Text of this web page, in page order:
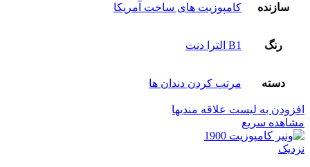
سازنده کامپوزیت های ساخت آمریکا
رنگ B1 الترا دنت
دسته مرتب کردن دندان ها
افزودن به لیست علاقه مندیها
مشاهده سریع
نزدیک